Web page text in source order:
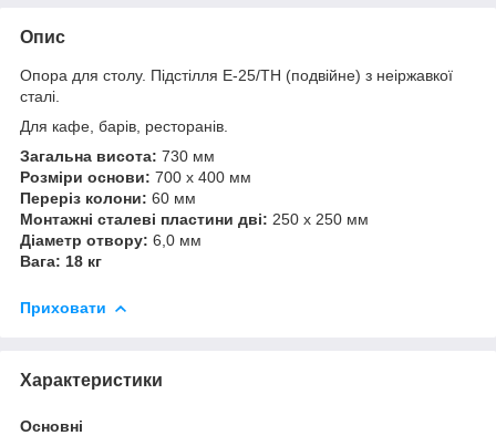
Опис
Опора для столу. Підстілля Е-25/ТН (подвійне) з неіржавкої
сталі.
Для кафе, барів, ресторанів.
Загальна висота: 730 мм
Розміри основи: 700 x 400 мм
Переріз колони: 60 мм
Монтажні сталеві пластини дві: 250 x 250 мм
Діаметр отвору: 6,0 мм
Вага: 18 кг
Приховати
Характеристики
Основні